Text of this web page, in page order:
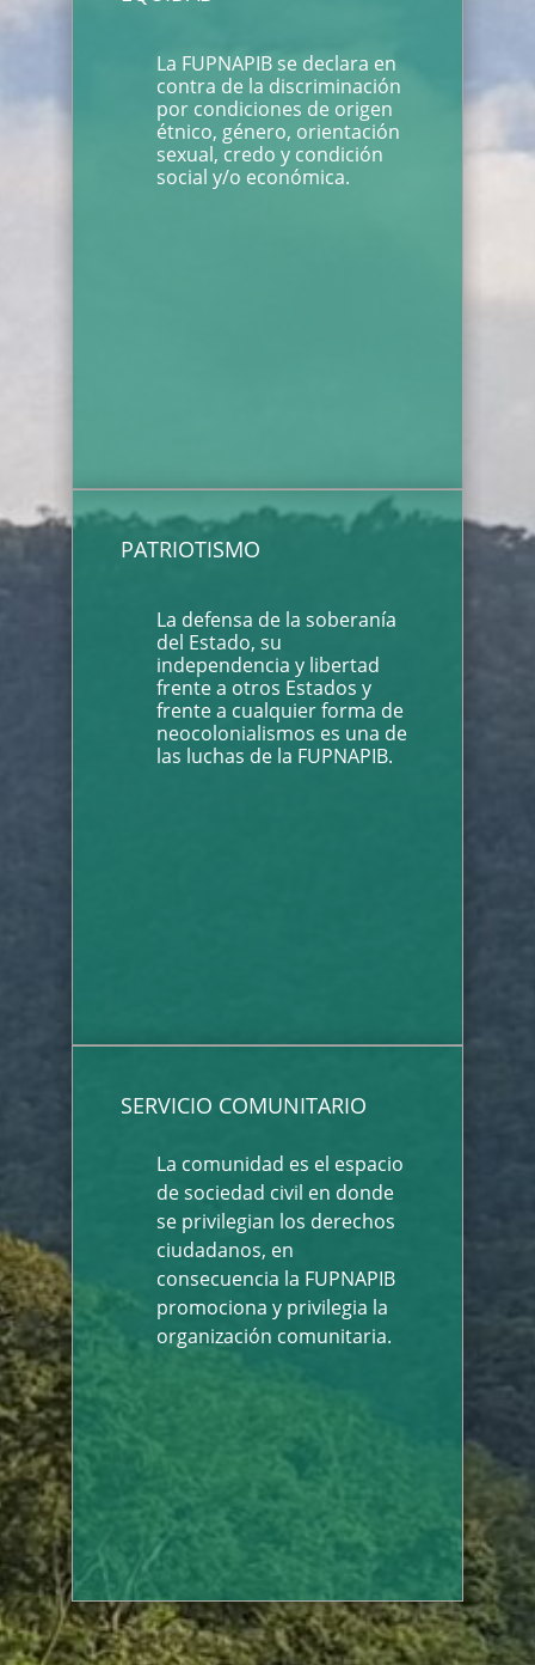
La FUPNAPIB se declara en
contra de la discriminación
por condiciones de origen
étnico, género, orientación
sexual, credo y condición
social y/o económica.
PATRIOTISMO
La defensa de la soberanía
del Estado, su
independencia y libertad
frente a otros Estados y
frente a cualquier forma de
neocolonialismos es una de
las luchas de la FUPNAPIB.
SERVICIO COMUNITARIO
La comunidad es el espacio
de sociedad civil en donde
se privilegian los derechos
ciudadanos, en
consecuencia la FUPNAPIB
promociona y privilegia la
organización comunitaria.